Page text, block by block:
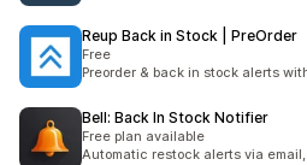
Reup Back in Stock | PreOrder
Free
Preorder & back in stock alerts
Bell: Back In Stock Notifier
Free plan available
Automatic restock alerts via email,